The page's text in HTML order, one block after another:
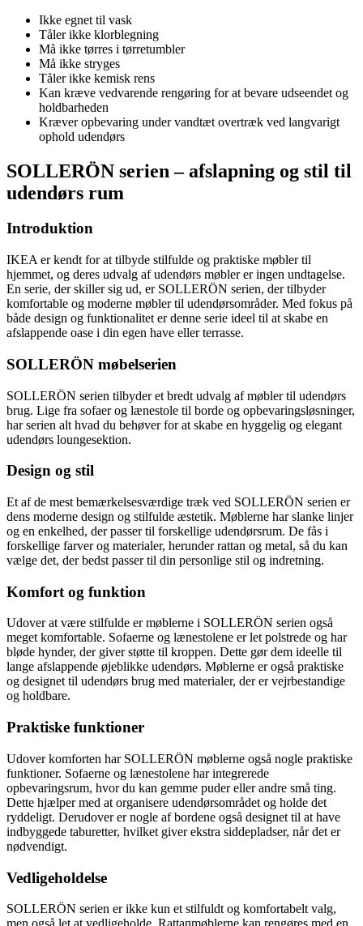
Ikke egnet til vask
Tåler ikke klorblegning
Må ikke tørres i tørretumbler
Må ikke stryges
Tåler ikke kemisk rens
Kan kræve vedvarende rengøring for at bevare udseendet og
holdbarheden
Kræver opbevaring under vandtæt overtræk ved langvarigt
ophold udendørs
SOLLERÖN serien – afslapning og stil til
udendørs rum
Introduktion
IKEA er kendt for at tilbyde stilfulde og praktiske møbler til
hjemmet, og deres udvalg af udendørs møbler er ingen undtagelse.
En serie, der skiller sig ud, er SOLLERÖN serien, der tilbyder
komfortable og moderne møbler til udendørsområder. Med fokus på
både design og funktionalitet er denne serie ideel til at skabe en
afslappende oase i din egen have eller terrasse.
SOLLERÖN møbelserien
SOLLERÖN serien tilbyder et bredt udvalg af møbler til udendørs
brug. Lige fra sofaer og lænestole til borde og opbevaringsløsninger,
har serien alt hvad du behøver for at skabe en hyggelig og elegant
udendørs loungesektion.
Design og stil
Et af de mest bemærkelsesværdige træk ved SOLLERÖN serien er
dens moderne design og stilfulde æstetik. Møblerne har slanke linjer
og en enkelhed, der passer til forskellige udendørsrum. De fås i
forskellige farver og materialer, herunder rattan og metal, så du kan
vælge det, der bedst passer til din personlige stil og indretning.
Komfort og funktion
Udover at være stilfulde er møblerne i SOLLERÖN serien også
meget komfortable. Sofaerne og lænestolene er let polstrede og har
bløde hynder, der giver støtte til kroppen. Dette gør dem ideelle til
lange afslappende øjeblikke udendørs. Møblerne er også praktiske
og designet til udendørs brug med materialer, der er vejrbestandige
og holdbare.
Praktiske funktioner
Udover komforten har SOLLERÖN møblerne også nogle praktiske
funktioner. Sofaerne og lænestolene har integrerede
opbevaringsrum, hvor du kan gemme puder eller andre små ting.
Dette hjælper med at organisere udendørsområdet og holde det
ryddeligt. Derudover er nogle af bordene også designet til at have
indbyggede taburetter, hvilket giver ekstra siddepladser, når det er
nødvendigt.
Vedligeholdelse
SOLLERÖN serien er ikke kun et stilfuldt og komfortabelt valg,